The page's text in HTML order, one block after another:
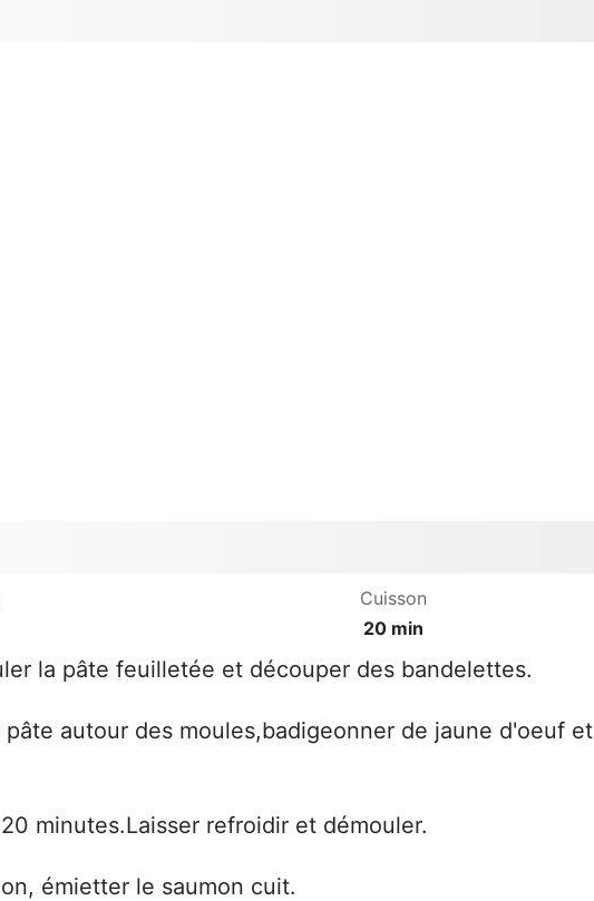
Cuisson
20 min
la pâte feuilletée et découper des bandelettes.
autour des moules,badigeonner de jaune d'oeuf et
minutes.Laisser refroidir et démouler.
émietter le saumon cuit.